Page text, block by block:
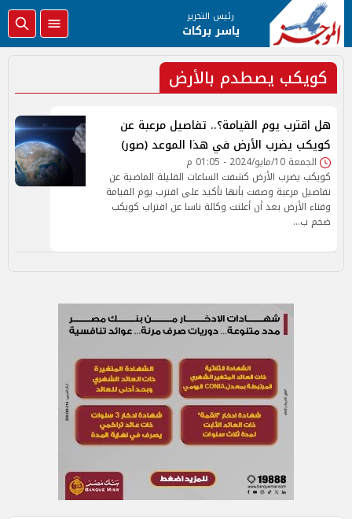
رئيس التحرير
ياسر بركات
كويكب يصطدم بالأرض
هل اقترب يوم القيامة؟.. تفاصيل مرعبة عن
كويكب يضرب الأرض في هذا الموعد (صور)
الجمعة 10/مايو/2024 - 01:05 م
كويكب يضرب الأرض كشفت الساعات القليلة الماضية عن
تفاصيل مرعبة وصفت بأنها تأكيد على اقترب يوم القيامة
وفناء الأرض بعد أن أعلنت وكالة ناسا عن اقتراب كويكب
ضخم ب…